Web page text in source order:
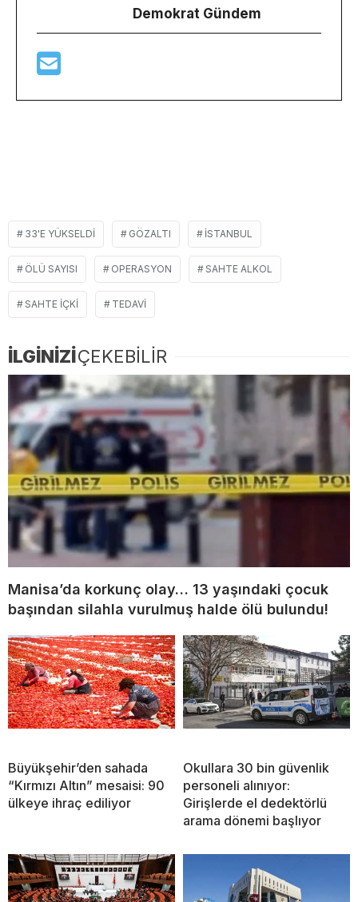
Demokrat Gündem
33'E YÜKSELDI GÖZALTI İSTANBUL
ÖLÜ SAYISI OPERASYON SAHTE ALKOL
SAHTE IÇKI TEDAVI
İLGİNİZİÇEKEBİLİR
Manisa’da korkunç olay… 13 yaşındaki çocuk
başından silahla vurulmuş halde ölü bulundu!
Büyükşehir’den sahada
“Kırmızı Altın” mesaisi: 90
ülkeye ihraç ediliyor
Okullara 30 bin güvenlik
personeli alınıyor:
Girişlerde el dedektörlü
arama dönemi başlıyor